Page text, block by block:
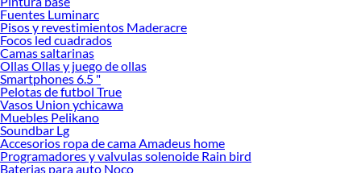
para encontrar la opción ideal. Conoce más sobre sus beneficios y transforma tu
rutina diaria con la comodidad y calidad que ofrece el papel higiénico Ellia.
Enlaces relacionados:
Tachos de basura
Detergente
Papel higiénico
Tendedero de ropa
Trapeador
Escoba
Contenedores de basura
Ambientador
Fuentes Luminarc
Pisos y revestimientos Maderacre
Focos led cuadrados
Camas saltarinas
Ollas Ollas y juego de ollas
Smartphones 6.5 "
Pelotas de futbol True
Vasos Union ychicawa
Muebles Pelikano
Soundbar Lg
Accesorios ropa de cama Amadeus home
Programadores y valvulas solenoide Rain bird
Baterias para auto Noco